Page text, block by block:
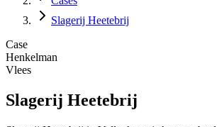
Slagerij Heetebrij
Case
Henkelman
Vlees
Slagerij Heetebrij